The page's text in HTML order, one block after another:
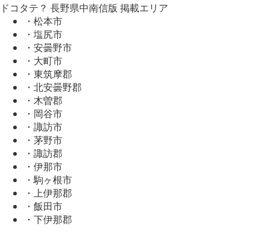
ドコタテ？ 長野県中南信版 掲載エリア
・松本市
・塩尻市
・安曇野市
・大町市
・東筑摩郡
・北安曇野郡
・木曽郡
・岡谷市
・諏訪市
・茅野市
・諏訪郡
・伊那市
・駒ヶ根市
・上伊那郡
・飯田市
・下伊那郡